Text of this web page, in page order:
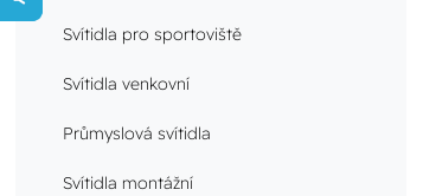
Svítidla pro sportoviště
Svítidla venkovní
Průmyslová svítidla
Svítidla montážní